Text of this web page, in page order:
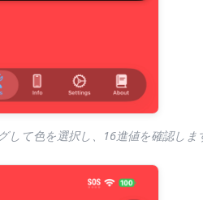
して色を選択し、16進値を確認しま